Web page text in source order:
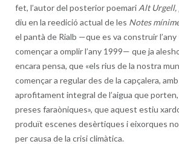
fet, l’autor del posterior poemari Alt Urgell,
diu en la reedició actual de les Notes
el pantà de Rialb —que es va construir l’any
començar a omplir l’any 1999— que ja
encara pensa, que «els rius de la nostra
començar a regular des de la capçalera,
aprofitament integral de l’aigua que
preses faraòniques», que aquest estiu
produït escenes desèrtiques i eixorques
per causa de la crisi climàtica.